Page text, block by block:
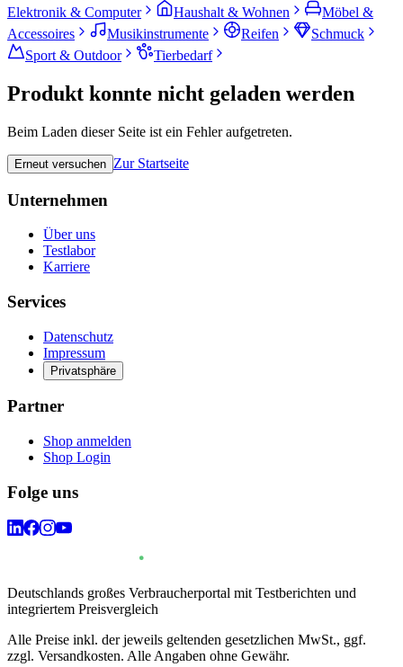
Elektronik & Computer
Haushalt & Wohnen
Möbel &
Accessoires
Musikinstrumente Reifen
Schmuck
Sport & Outdoor
Tierbedarf
Produkt konnte nicht geladen werden
Beim Laden dieser Seite ist ein Fehler aufgetreten.
Erneut versuchen Zur Startseite
Unternehmen
Über uns
Testlabor
Karriere
Services
Datenschutz
Impressum
Privatsphäre
Partner
Shop anmelden
Shop Login
Folge uns
Deutschlands großes Verbraucherportal mit Testberichten und
integriertem Preisvergleich
Alle Preise inkl. der jeweils geltenden gesetzlichen MwSt., ggf.
zzgl. Versandkosten. Alle Angaben ohne Gewähr.